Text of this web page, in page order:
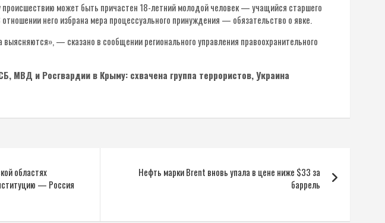
может быть причастен 18-летний молодой человек — учащийся старшего
него избрана мера процессуального принуждения — обязательство о явке.
— сказано в сообщении регионального управления правоохранительного
МВД и Росгвардии в Крыму: схвачена группа террористов, Украина
областях
— Россия
Нефть марки Brent вновь упала в цене ниже $33 за
баррель